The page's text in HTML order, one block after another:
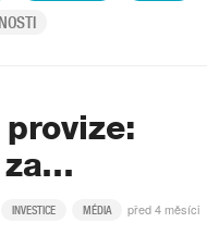
za…
INVESTICE MÉDIA před 4 měsíci